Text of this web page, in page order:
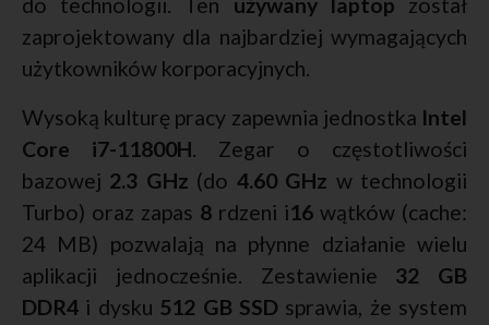
do technologii. Ten używany laptop został
zaprojektowany dla najbardziej wymagających
użytkowników korporacyjnych.
Wysoką kulturę pracy zapewnia jednostka Intel
Core i7-11800H. Zegar o częstotliwości
bazowej 2.3 GHz (do 4.60 GHz w technologii
Turbo) oraz zapas 8 rdzeni i16 wątków (cache:
24 MB) pozwalają na płynne działanie wielu
aplikacji jednocześnie. Zestawienie 32 GB
DDR4 i dysku 512 GB SSD sprawia, że system